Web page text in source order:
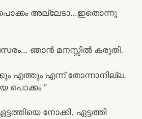
പൊക്കം അല്ലേടാ…ഇതൊന്നു
ഞാൻ മനസ്സിൽ കരുതി.
എത്തും എന്ന് തോന്നാനില്ല.
പൊക്കം ”
നോക്കി. ഏട്ടത്തി